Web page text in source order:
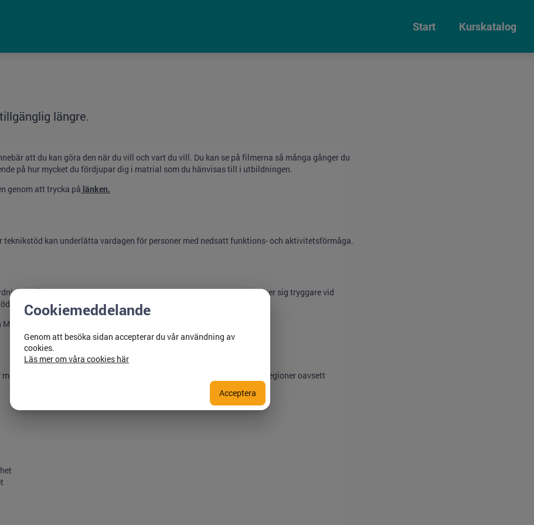
Start Kurskatalog
längre.
att du kan göra den när du vill och vart du vill. Du kan se på filmerna så många gånger du
på hur mycket du fördjupar dig i matrial som du hänvisas till i utbildningen.
genom att trycka på länken.
kan underlätta vardagen för personer med nedsatt funktions- och aktivitetsförmåga.
vårdformer inom kommuner, landsting oavsett driftsformer känner sig tryggare vid
för Delaktighet.
personer i olika åldrar och vårdnivåer/vårdformer inom kommuner, regioner oavsett
Cookiemeddelande
Genom att besöka sidan accepterar du vår användning av
cookies.
Läs mer om våra cookies här
Acceptera